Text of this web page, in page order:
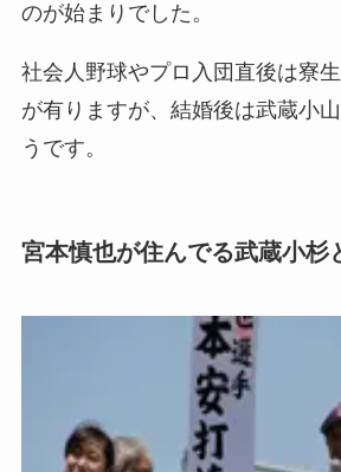
のが始まりでした。
社会人野球やプロ入団直後は寮
が有りますが、結婚後は武蔵小
うです。
宮本慎也が住んでる武蔵小杉